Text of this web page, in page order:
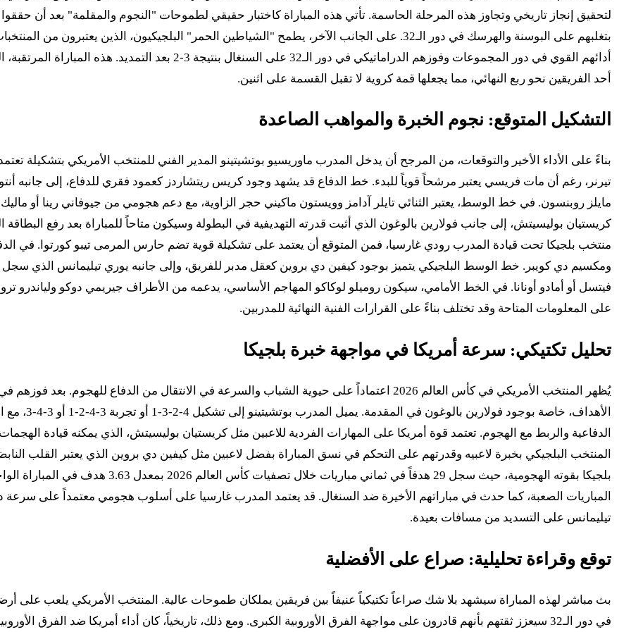
بتغلبهم على البوسنة والهرسك في دور الـ32. على الجانب الآخر، يطمح "الشياطين الحمر" البلجيكيون،
أدائهم القوي في دور المجموعات وفوزهم الدراماتيكي في دور الـ32
أحد الفريقين نحو ربع النهائي، مما يجعلها قمة كروية لا تقبل القسمة على اثنين.
التشكيل المتوقع: نجوم الخبرة والمواهب الصاعدة
بناءً على الأداء الأخير والتوقعات، من المرجح أن يدخل المدرب ماوريسيو بوتشيتينو المدير الفني للمنتخب الأمريكي بتشكيلة
تيرنر، رغم أن مات فريسي يعتبر مرشحاً قوياً للبدء. خط الدفاع قد يشهد وجود كريس ريتشاردز كعمود فقري للدفاع، إلى جانبه
مايلز روبنسون. في خط الوسط، يعتبر الثنائي تايلر آدامز وويستون ماكيني حجر الزاوية، مع دعم هجومي من جيوفاني رينا أو
كريستيان بوليسيتش، إلى جانب فولارين بالوغون الذي أثبت قدرته التهديفية في البطولة وسيكون متاحاً للمباراة بعد رفع البطاقة
منتخب بلجيكا تحت قيادة المدرب رودي غارسيا، فمن المتوقع أن يعتمد على تشكيلة قوية تضم حارس المرمى تيبو كورتوا. في
ومكسيم دي كويبر. خط الوسط البلجيكي يتميز بوجود كيفين دي بروين كعقل مدبر للفريق، وإلى جانبه يوري تيليمانس الذي سجل
فيتسل أو أمادو أونانا. في الخط الأمامي، سيكون روميلو لوكاكو المهاجم الأساسي، يدعمه من الأطراف جيريمي دوكو ولياندرو
على المعلومات المتاحة وقد تختلف بناءً على القرارات الفنية النهائية للمدربين.
تحليل تكتيكي: سرعة أمريكا في مواجهة خبرة بلجيكا
الأهداف،
الدفاعية والربط مع الهجوم. تعتمد قوة أمريكا على المهارات الفردية للاعبين مثل كريستيان بوليسيتش، الذي يمكنه قيادة
المنتخب البلجيكي بخبرة لاعبيه وقدرتهم على التحكم في نسق المباراة بفضل لاعبين مثل كيفين دي بروين الذي يعتبر القلب
بلجيكا بقوته الهجومية، حيث سجل 29 هدفاً في
المباريات الصعبة، كما حدث في مباراتهم الأخيرة ضد السنغال. قد يعتمد المدرب غارسيا على أسلوب هجومي معتمداً على سرعة
تيليمانس على التسديد من مسافات بعيدة.
توقع وقراءة تحليلية: صراع على الأفضلية
بث مباشر لهذه المباراة سيشهد بلا شك صراعاً تكتيكياً عنيفاً بين فريقين يملكان طموحات عالية. المنتخب الأمريكي يلعب على
في دور الـ32 سيعزز ثقتهم بأنهم قادرون على مواجهة الفرق الأوروبية الكبرى. ومع ذلك، تاريخياً، كان أداء أمريكا ضد الفرق